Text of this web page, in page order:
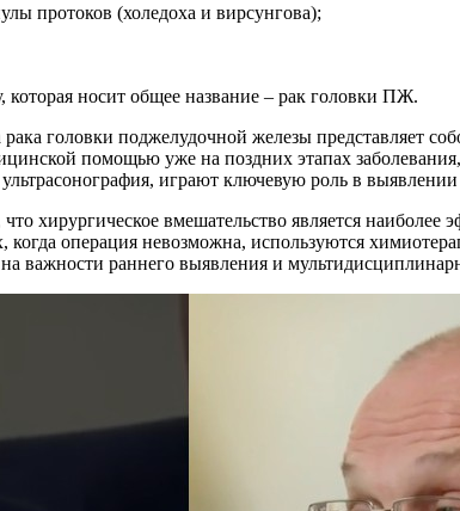
протоков (холедоха и вирсунгова);
которая носит общее название – рак головки ПЖ.
головки поджелудочной железы представляет
помощью уже на поздних этапах
играют ключевую роль в
хирургическое вмешательство является
когда операция невозможна, используются
важности раннего выявления и